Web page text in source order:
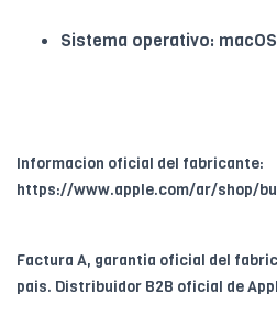
Sistema operativo: macOS
Informacion oficial del fabricante:
https://www.apple.com/ar/shop/
Factura A, garantia oficial del
pais. Distribuidor B2B oficial de